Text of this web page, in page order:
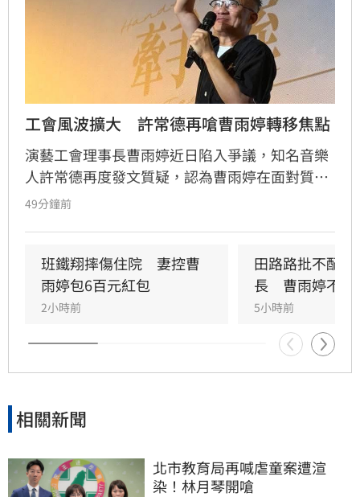
工會風波擴大　許常德再嗆曹雨婷轉移焦點
演藝工會理事長曹雨婷近日陷入爭議，知名音樂
人許常德再度發文質疑，認為曹雨婷在面對質疑
時，不應反問資深藝人池秋美關於田路路協助的
外界關注工會運作屬合理公共討論，核心在於工
會是否善盡職責，而非轉移焦點至個別藝人身
上。由於曹雨婷曾主動表示協助田路路，隨後引
發外界檢視工會作為，許常德呼籲曹雨婷應公開
說明近年會務內容，包括會費、企業贊助與政府
補助等經費運用情形，確保財務透明公開，才能
員權益獲得實質保障與完善照顧。
49分鐘前
班鐵翔摔傷住院　妻控曹
雨婷包6百元紅包
2小時前
田路路批不配
長　曹雨婷不忍
5小時前
相關新聞
北市教育局再喊虐童案遭渲
染！林月琴開嗆